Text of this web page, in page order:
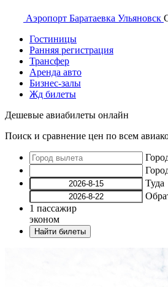
Аэропорт Баратаевка Ульяновск
Гостиницы
Ранняя регистрация
Трансфер
Аренда авто
Бизнес-залы
Жд билеты
Дешевые авиабилеты онлайн
Поиск и сравнение цен по всем
Туда
1 пассажир
эконом
Найти билеты